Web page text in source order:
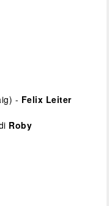
- Felix Leiter
Roby